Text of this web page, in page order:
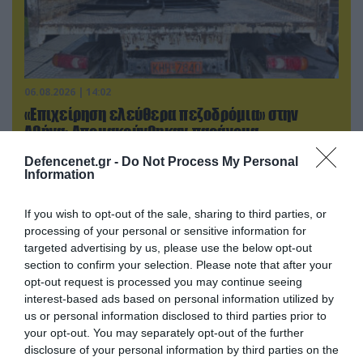
Defencenet.gr - Do Not Process My Personal
Information
If you wish to opt-out of the sale, sharing to third parties, or
processing of your personal or sensitive information for
targeted advertising by us, please use the below opt-out
section to confirm your selection. Please note that after your
opt-out request is processed you may continue seeing
interest-based ads based on personal information utilized by
us or personal information disclosed to third parties prior to
your opt-out. You may separately opt-out of the further
disclosure of your personal information by third parties on the
06.08.2026 | 14:02
«Επιχείρηση ελεύθερα πεζοδρόμια» στην
Αθήνα: Απομακρύνθηκαν παράνομα